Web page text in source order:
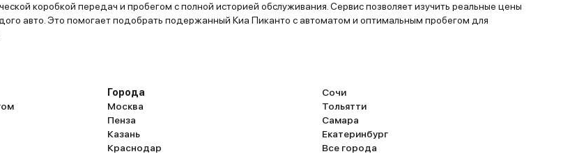
коробкой передач и пробегом с полной историей обслуживания. Сервис позволяет изучить реальные цены
авто. Это помогает подобрать подержанный Киа Пиканто с автоматом и оптимальным пробегом для
Города
Москва
Пенза
Казань
Краснодар
Сочи
Тольятти
Самара
Екатеринбург
Все города